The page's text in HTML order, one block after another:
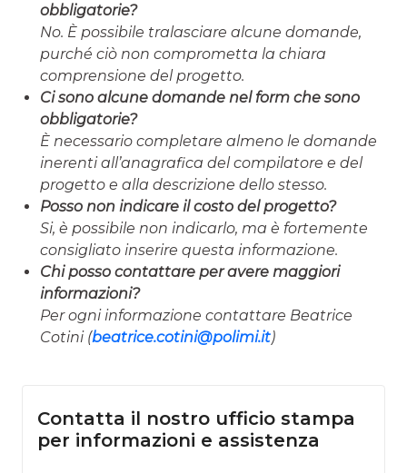
obbligatorie?
No. È possibile tralasciare alcune domande,
purché ciò non comprometta la chiara
comprensione del progetto.
Ci sono alcune domande nel form che sono
obbligatorie?
È necessario completare almeno le domande
inerenti all’anagrafica del compilatore e del
progetto e alla descrizione dello stesso.
Posso non indicare il costo del progetto?
Si, è possibile non indicarlo, ma è fortemente
consigliato inserire questa informazione.
Chi posso contattare per avere maggiori
informazioni?
Per ogni informazione contattare Beatrice
Cotini (beatrice.cotini@polimi.it)
Contatta il nostro ufficio stampa
per informazioni e assistenza